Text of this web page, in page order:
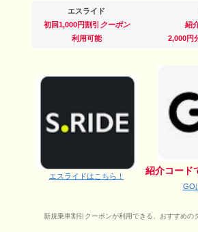
エスライド
初回1,000円割引 クーポン
利用可能
紹
2,000円
エスライドはこちら！
紹介コード
GO
新規乗車割引クーポンが利用できる、おすすめの